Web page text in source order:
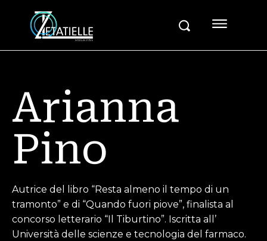
Arianna
Pino
Autrice del libro “Resta almeno il tempo di un
tramonto” e di “Quando fuori piove”, finalista al
concorso letterario “Il Tiburtino”. Iscritta all’
Università delle scienze e tecnologia del farmaco.